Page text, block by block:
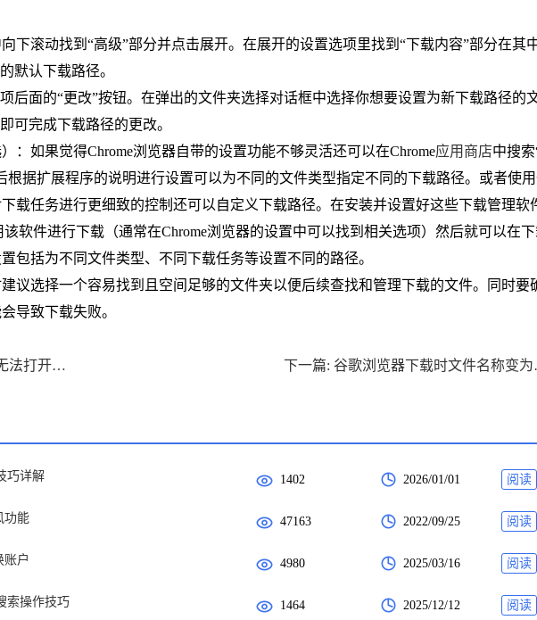
下滚动找到“高级”部分并点击展开。在展开的设置选项里找到“下载内容”部分在其
默认下载路径。
后面的“更改”按钮。在弹出的文件夹选择对话框中选择你想要设置为新下载路径的
可完成下载路径的更改。
：如果觉得Chrome浏览器自带的设置功能不够灵活还可以在Chrome应用商店中搜
根据扩展程序的说明进行设置可以为不同的文件类型指定不同的下载路径。或者使
载任务进行更细致的控制还可以自定义下载路径。在安装并设置好这些下载管理软
软件进行下载（通常在Chrome浏览器的设置中可以找到相关选项）然后就可以在
包括为不同文件类型、不同下载任务等设置不同的路径。
议选择一个容易找到且空间足够的文件夹以便后续查找和管理下载的文件。同时要
导致下载失败。
上一篇: 谷歌浏览器插件安装后无法打开设置的排查方式 下一篇:
巧详解 1402 2026/01/01 阅读
功能 47163 2022/09/25 阅读
账户 4980 2025/03/16 阅读
索操作技巧 1464 2025/12/12 阅读